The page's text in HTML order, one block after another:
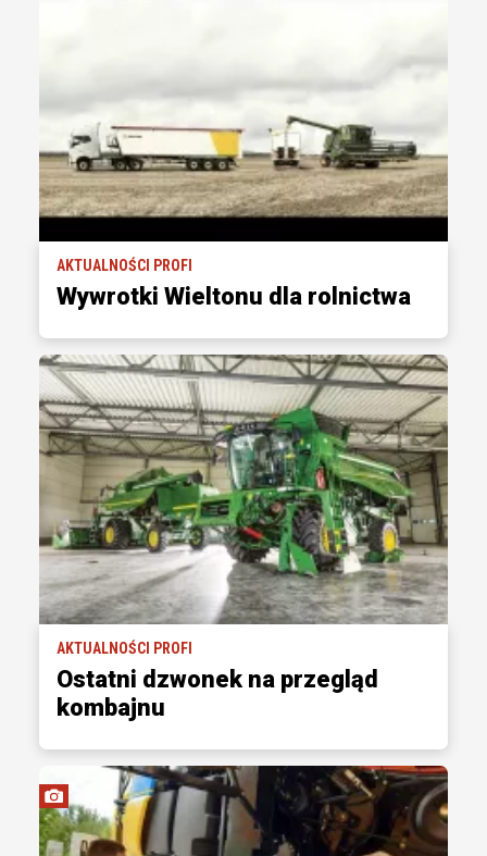
AKTUALNOŚCI PROFI
Wywrotki Wieltonu dla rolnictwa
AKTUALNOŚCI PROFI
Ostatni dzwonek na przegląd
kombajnu